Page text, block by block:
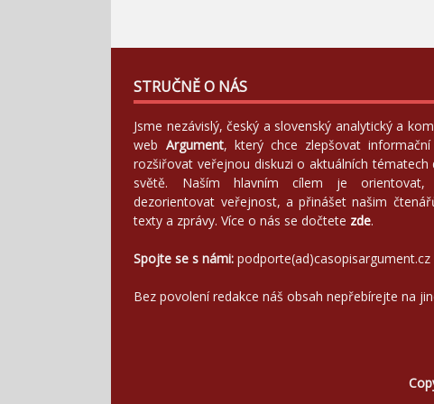
STRUČNĚ O NÁS
Jsme nezávislý, český a slovenský analytický a
web Argument, který chce zlepšovat
rozšiřovat veřejnou diskuzi o aktuálních tématech
světě. Naším hlavním cílem je
dezorientovat veřejnost, a přinášet našim
texty a zprávy. Více o nás se dočtete zde.
Spojte se s námi: podporte(ad)casopisargument.cz
Bez povolení redakce náš obsah nepřebírejte na